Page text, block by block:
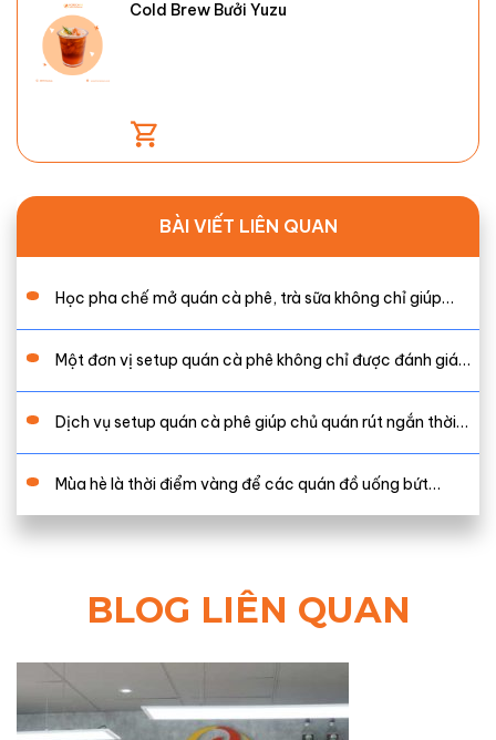
Cold Brew Bưởi Yuzu
BÀI VIẾT LIÊN QUAN
Học pha chế mở quán cà phê, trà sữa không chỉ giúp…
Một đơn vị setup quán cà phê không chỉ được đánh giá…
Dịch vụ setup quán cà phê giúp chủ quán rút ngắn thời…
Mùa hè là thời điểm vàng để các quán đồ uống bứt…
BLOG LIÊN QUAN